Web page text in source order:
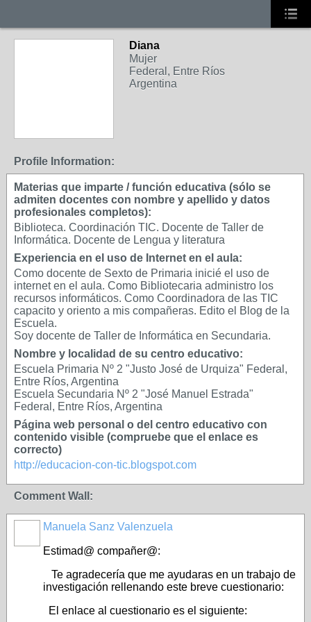
Diana
Mujer
Federal, Entre Ríos
Argentina
Profile Information:
Materias que imparte / función educativa (sólo se
admiten docentes con nombre y apellido y datos
profesionales completos):
Biblioteca. Coordinación TIC. Docente de Taller de
Informática. Docente de Lengua y literatura
Experiencia en el uso de Internet en el aula:
Como docente de Sexto de Primaria inicié el uso de
internet en el aula. Como Bibliotecaria administro los
recursos informáticos. Como Coordinadora de las TIC
capacito y oriento a mis compañeras. Edito el Blog de la
Escuela.
Soy docente de Taller de Informática en Secundaria.
Nombre y localidad de su centro educativo:
Escuela Primaria Nº 2 "Justo José de Urquiza" Federal,
Entre Ríos, Argentina
Escuela Secundaria Nº 2 "José Manuel Estrada"
Federal, Entre Ríos, Argentina
Página web personal o del centro educativo con
contenido visible (compruebe que el enlace es
correcto)
http://educacion-con-tic.blogspot.com
Comment Wall:
Manuela Sanz Valenzuela
Estimad@ compañer@:
Te agradecería que me ayudaras en un trabajo de
investigación rellenando este breve cuestionario:
El enlace al cuestionario es el siguiente: